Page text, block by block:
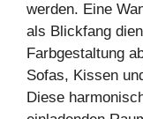
werden. Eine
als Blickfang
Farbgestaltung
Sofas, Kissen
Diese